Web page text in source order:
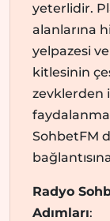
yeterlidir.
alanlarına
yelpazesi
kitlesinin
zevklerden
SohbetFM
Radyo
Adımları: